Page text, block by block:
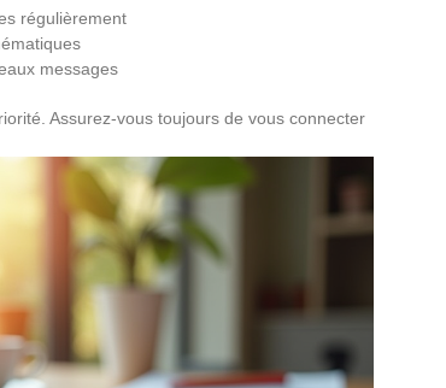
régulièrement
messages
Assurez-vous toujours de vous connecter